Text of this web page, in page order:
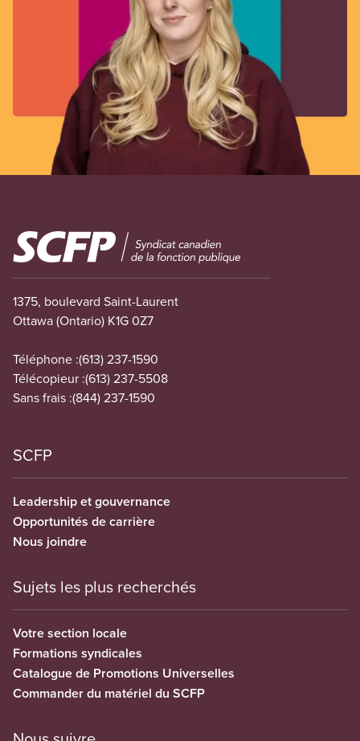
Image
1375, boulevard Saint-Laurent
Ottawa (Ontario) K1G 0Z7
Téléphone :(613) 237-1590
Télécopieur :(613) 237-5508
Sans frais :(844) 237-1590
SCFP
Leadership et gouvernance
Opportunités de carrière
Nous joindre
Sujets les plus recherchés
Votre section locale
Formations syndicales
Catalogue de Promotions Universelles
Commander du matériel du SCFP